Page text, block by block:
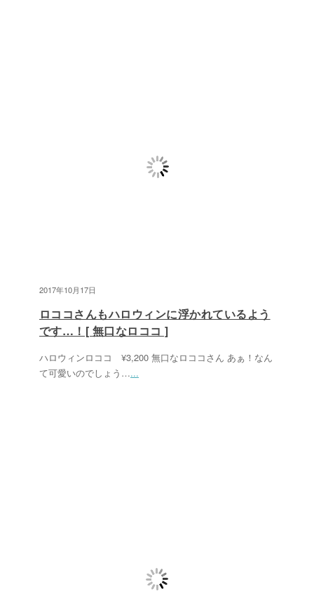
2017年10月17日
ロココさんもハロウィンに浮かれているよう
です…！[ 無口なロココ ]
ハロウィンロココ ¥3,200 無口なロココさん あぁ！なん
て可愛いのでしょう…...